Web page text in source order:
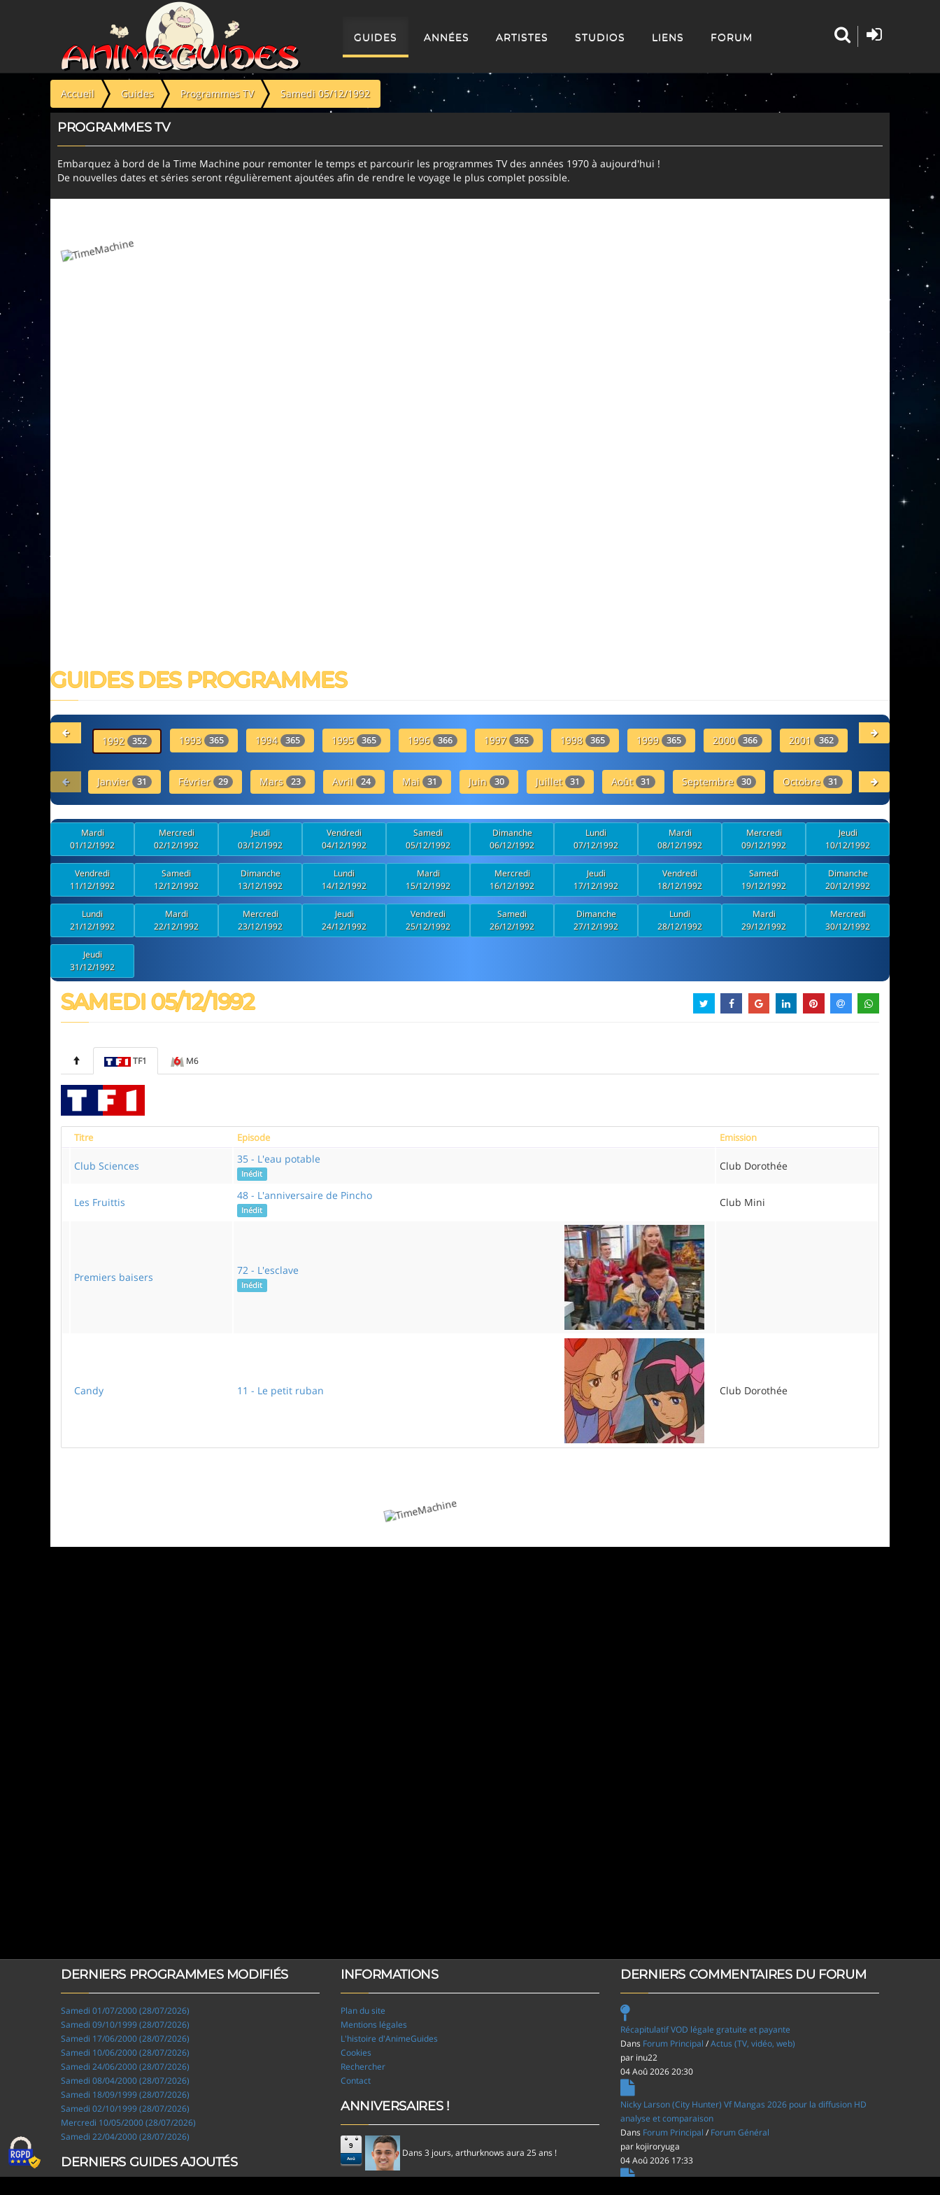
GUIDES ANNÉES ARTISTES STUDIOS LIENS FORUM
Accueil Guides Programmes TV Samedi 05/12/1992
PROGRAMMES TV
Embarquez à bord de la Time Machine pour remonter le temps et parcourir les programmes TV des années 1970 à aujourd'hui !
De nouvelles dates et séries seront régulièrement ajoutées afin de rendre le voyage le plus complet possible.
GUIDES DES PROGRAMMES
1992 352 1993 365 1994 365 1995 365 1996 366 1997 365 1998 365 1999 365 2000 366 2001 362 2002
Janvier 31 Février 29 Mars 23 Avril 24 Mai 31 Juin 30 Juillet 31 Août 31 Septembre 30 Octobre 31 Novembre
Mardi
01/12/1992
Mercredi
02/12/1992
Jeudi
03/12/1992
Vendredi
04/12/1992
Samedi
05/12/1992
Dimanche
06/12/1992
Lundi
07/12/1992
Mardi
08/12/1992
Mercredi
09/12/1992
Jeudi
10/12/1992
Vendredi
11/12/1992
Samedi
12/12/1992
Dimanche
13/12/1992
Lundi
14/12/1992
Mardi
15/12/1992
Mercredi
16/12/1992
Jeudi
17/12/1992
Vendredi
18/12/1992
Samedi
19/12/1992
Dimanche
20/12/1992
Lundi
21/12/1992
Mardi
22/12/1992
Mercredi
23/12/1992
Jeudi
24/12/1992
Vendredi
25/12/1992
Samedi
26/12/1992
Dimanche
27/12/1992
Lundi
28/12/1992
Mardi
29/12/1992
Mercredi
30/12/1992
Jeudi
31/12/1992
SAMEDI 05/12/1992
TF1 M6
Titre Episode Emission
Club Sciences
35 - L'eau potable
Inédit
Club Dorothée
Les Fruittis
48 - L'anniversaire de Pincho
Inédit
Club Mini
Premiers baisers
72 - L'esclave
Inédit
Candy 11 - Le petit ruban Club Dorothée
DERNIERS PROGRAMMES MODIFIÉS
Samedi 01/07/2000 (28/07/2026)
Samedi 09/10/1999 (28/07/2026)
Samedi 17/06/2000 (28/07/2026)
Samedi 10/06/2000 (28/07/2026)
Samedi 24/06/2000 (28/07/2026)
Samedi 08/04/2000 (28/07/2026)
Samedi 18/09/1999 (28/07/2026)
Samedi 02/10/1999 (28/07/2026)
Mercredi 10/05/2000 (28/07/2026)
Samedi 22/04/2000 (28/07/2026)
DERNIERS GUIDES AJOUTÉS
INFORMATIONS
Plan du site
Mentions légales
L'histoire d'AnimeGuides
Cookies
Rechercher
Contact
ANNIVERSAIRES !
9
Aoû
Dans 3 jours, arthurknows aura 25 ans !
DERNIERS COMMENTAIRES DU FORUM
Récapitulatif VOD légale gratuite et payante
Dans Forum Principal /Actus (TV, vidéo, web)
par inu22
04 Aoû 2026 20:30
Nicky Larson (City Hunter) Vf Mangas 2026 pour la diffusion HD
analyse et comparaison
Dans Forum Principal / Forum Général
par kojiroryuga
04 Aoû 2026 17:33